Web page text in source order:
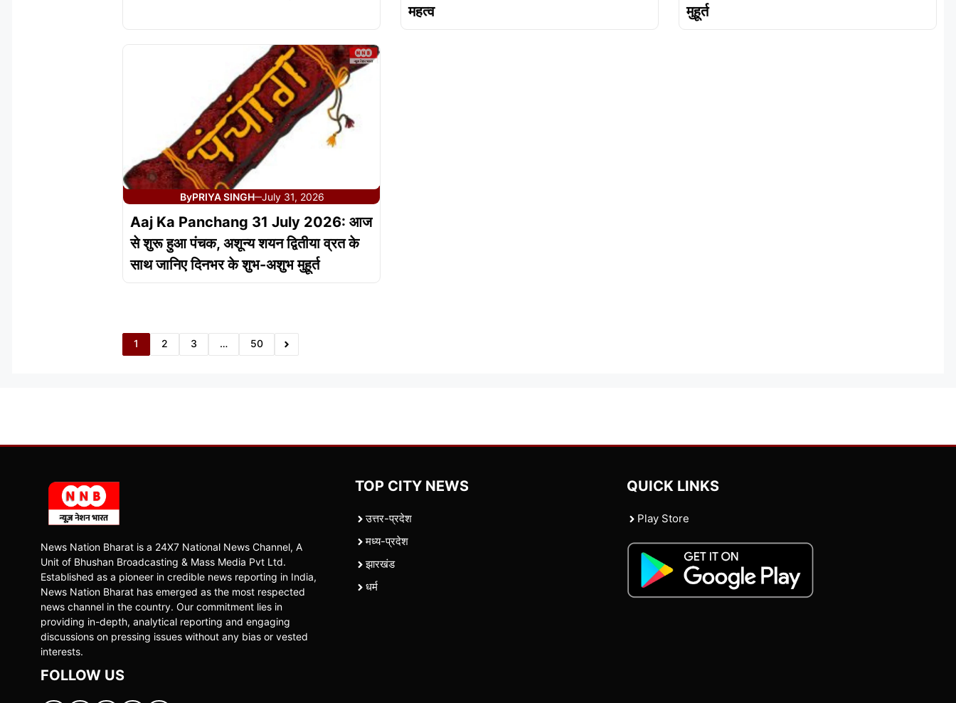
महत्व
मुहूर्त
ByPRIYA SINGH—July 31, 2026
Aaj Ka Panchang 31 July 2026: आज
से शुरू हुआ पंचक, अशून्य शयन द्वितीया व्रत के
साथ जानिए दिनभर के शुभ-अशुभ मुहूर्त
1 2 3 … 50
News Nation Bharat is a 24X7 National News Channel, A
Unit of Bhushan Broadcasting & Mass Media Pvt Ltd.
Established as a pioneer in credible news reporting in India,
News Nation Bharat has emerged as the most respected
news channel in the country. Our commitment lies in
providing in-depth, analytical reporting and engaging
discussions on pressing issues without any bias or vested
interests.
FOLLOW US
TOP CITY NEWS
उत्तर-प्रदेश
मध्य-प्रदेश
झारखंड
धर्म
QUICK LINKS
Play Store